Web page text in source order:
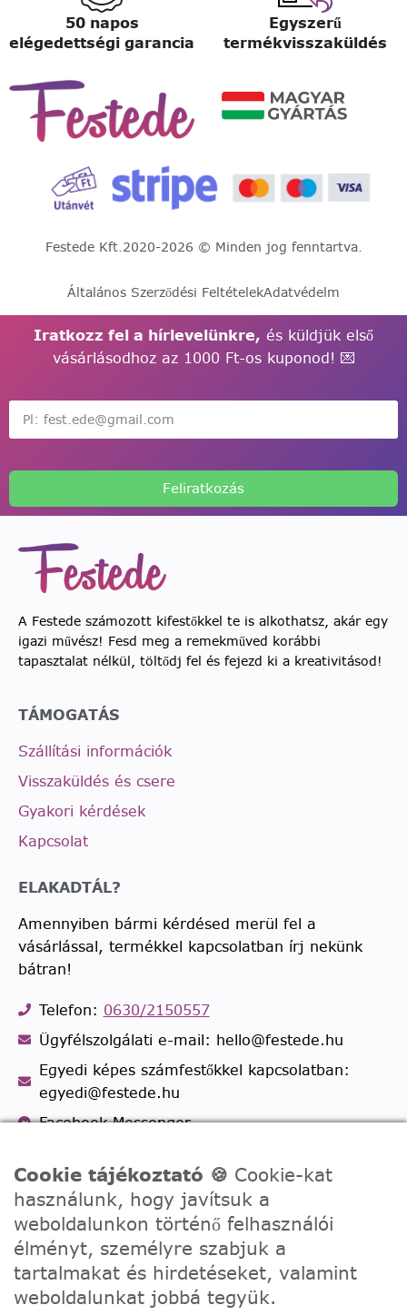
50 napos
elégedettségi garancia
Egyszerű
termékvisszaküldés
Festede Kft.2020-2026 © Minden jog fenntartva.
Általános Szerződési FeltételekAdatvédelm
Iratkozz fel a hírlevelünkre, és küldjük első
vásárlásodhoz az 1000 Ft-os kuponod! 💌
Feliratkozás
A Festede számozott kifestőkkel te is alkothatsz, akár egy
igazi művész! Fesd meg a remekműved korábbi
tapasztalat nélkül, töltődj fel és fejezd ki a kreativitásod!
TÁMOGATÁS
Szállítási információk
Visszaküldés és csere
Gyakori kérdések
Kapcsolat
ELAKADTÁL?
Amennyiben bármi kérdésed merül fel a
vásárlással, termékkel kapcsolatban írj nekünk
bátran!
Telefon: 0630/2150557
Ügyfélszolgálati e-mail: hello@festede.hu
Egyedi képes számfestőkkel kapcsolatban:
egyedi@festede.hu
Facebook Messenger
Cookie tájékoztató 🍪 Cookie-kat
használunk, hogy javítsuk a
weboldalunkon történő felhasználói
élményt, személyre szabjuk a
tartalmakat és hirdetéseket, valamint
weboldalunkat jobbá tegyük.